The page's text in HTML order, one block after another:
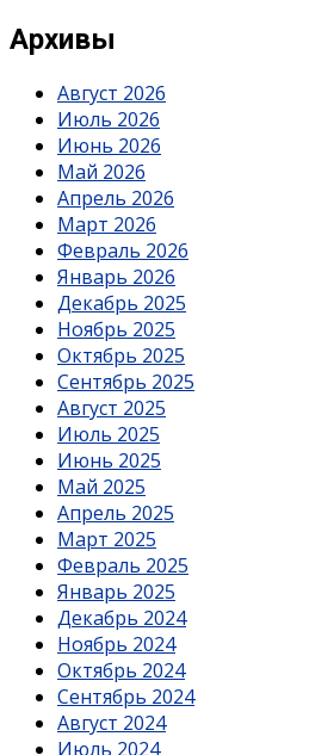
Архивы
Август 2026
Июль 2026
Июнь 2026
Май 2026
Апрель 2026
Март 2026
Февраль 2026
Январь 2026
Декабрь 2025
Ноябрь 2025
Октябрь 2025
Сентябрь 2025
Август 2025
Июль 2025
Июнь 2025
Май 2025
Апрель 2025
Март 2025
Февраль 2025
Январь 2025
Декабрь 2024
Ноябрь 2024
Октябрь 2024
Сентябрь 2024
Август 2024
Июль 2024